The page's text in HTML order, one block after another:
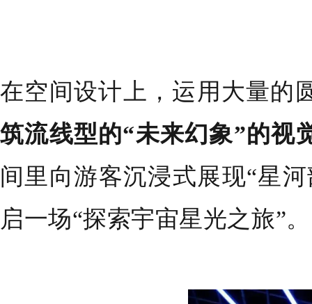
在空间设计上，运用大量的
筑流线型的“未来幻象”的视
间里向游客沉浸式展现“星
启一场“探索宇宙星光之旅”。